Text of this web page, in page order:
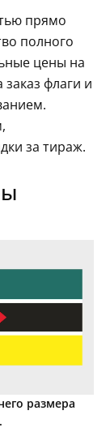
прямо
полного
цены на
флаги и
за тираж.
размера